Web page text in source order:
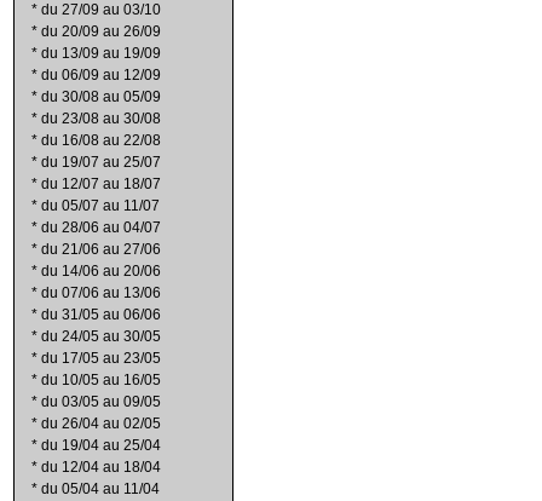
* du 27/09 au 03/10
* du 20/09 au 26/09
* du 13/09 au 19/09
* du 06/09 au 12/09
* du 30/08 au 05/09
* du 23/08 au 30/08
* du 16/08 au 22/08
* du 19/07 au 25/07
* du 12/07 au 18/07
* du 05/07 au 11/07
* du 28/06 au 04/07
* du 21/06 au 27/06
* du 14/06 au 20/06
* du 07/06 au 13/06
* du 31/05 au 06/06
* du 24/05 au 30/05
* du 17/05 au 23/05
* du 10/05 au 16/05
* du 03/05 au 09/05
* du 26/04 au 02/05
* du 19/04 au 25/04
* du 12/04 au 18/04
* du 05/04 au 11/04